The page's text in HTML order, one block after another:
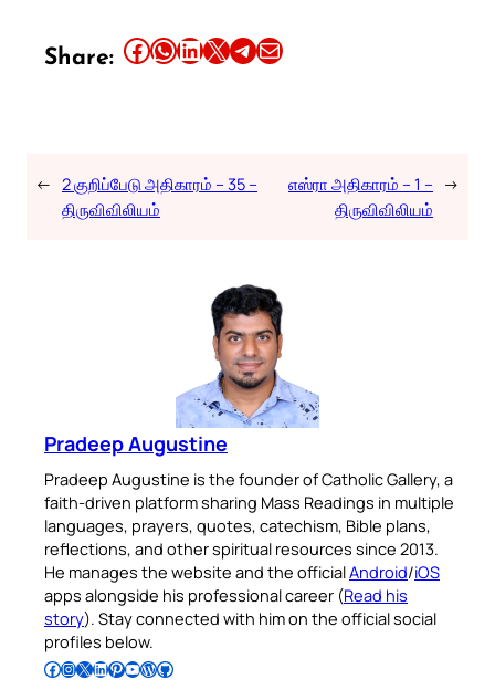
Share: Share this article on Facebook Share this article on WhatsApp Share this article on LinkedIn Share this article on X Share this article on TelegramEmail this Article
← 2 குறிப்பேடு அதிகாரம் – 35 –
திருவிவிலியம்
எஸ்ரா அதிகாரம் – 1 –
திருவிவிலியம்
→
Pradeep Augustine
Pradeep Augustine is the founder of Catholic Gallery, a
faith-driven platform sharing Mass Readings in multiple
languages, prayers, quotes, catechism, Bible plans,
reflections, and other spiritual resources since 2013.
He manages the website and the officialAndroid/iOS
apps alongside his professional career (Read his
story). Stay connected with him on the official social
profiles below.
Follow Pradeep on Facebook Follow Pradeep on InstagramFollow Pradeep on X Follow Pradeep on LinkedIn Follow Pradeep on Pinterest Subscribe to Pradeep’s Youtube Channel Follow Pradeep on WordPress Follow Pradeep on GitHub